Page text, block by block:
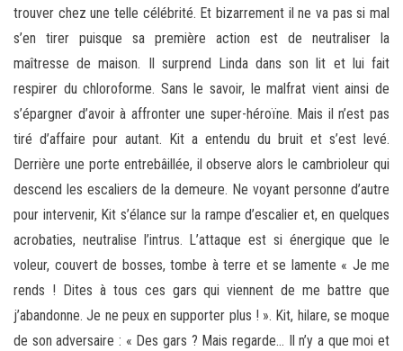
trouver chez une telle célébrité. Et bizarrement il ne va pas si mal
s’en tirer puisque sa première action est de neutraliser la
maîtresse de maison. Il surprend Linda dans son lit et lui fait
respirer du chloroforme. Sans le savoir, le malfrat vient ainsi de
s’épargner d’avoir à affronter une super-héroïne. Mais il n’est pas
tiré d’affaire pour autant. Kit a entendu du bruit et s’est levé.
Derrière une porte entrebâillée, il observe alors le cambrioleur qui
descend les escaliers de la demeure. Ne voyant personne d’autre
pour intervenir, Kit s’élance sur la rampe d’escalier et, en quelques
acrobaties, neutralise l’intrus. L’attaque est si énergique que le
voleur, couvert de bosses, tombe à terre et se lamente « Je me
rends ! Dites à tous ces gars qui viennent de me battre que
j’abandonne. Je ne peux en supporter plus ! ». Kit, hilare, se moque
de son adversaire : « Des gars ? Mais regarde… Il n’y a que moi et